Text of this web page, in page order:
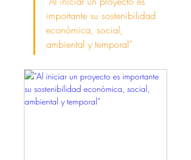
importante su sostenibilidad
económica, social,
ambiental y temporal”